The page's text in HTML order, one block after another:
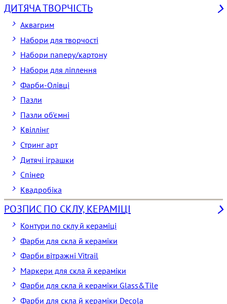
ДИТЯЧА ТВОРЧІСТЬ
Аквагрим
Набори для творчості
Набори паперу/картону
Набори для ліплення
Фарби-Олівці
Пазли
Пазли об'ємні
Квіллінг
Стринг арт
Дитячі іграшки
Спінер
Квадробіка
РОЗПИС ПО СКЛУ, КЕРАМІЦІ
Контури по склу й кераміці
Фарби для скла й кераміки
Фарби вітражні Vitrail
Маркери для скла й кераміки
Фарби для скла й кераміки Glass&Tile
Фарби для скла й кераміки Decola